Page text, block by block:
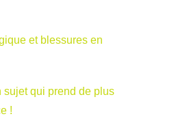
et blessures en
sujet qui prend de plus
!